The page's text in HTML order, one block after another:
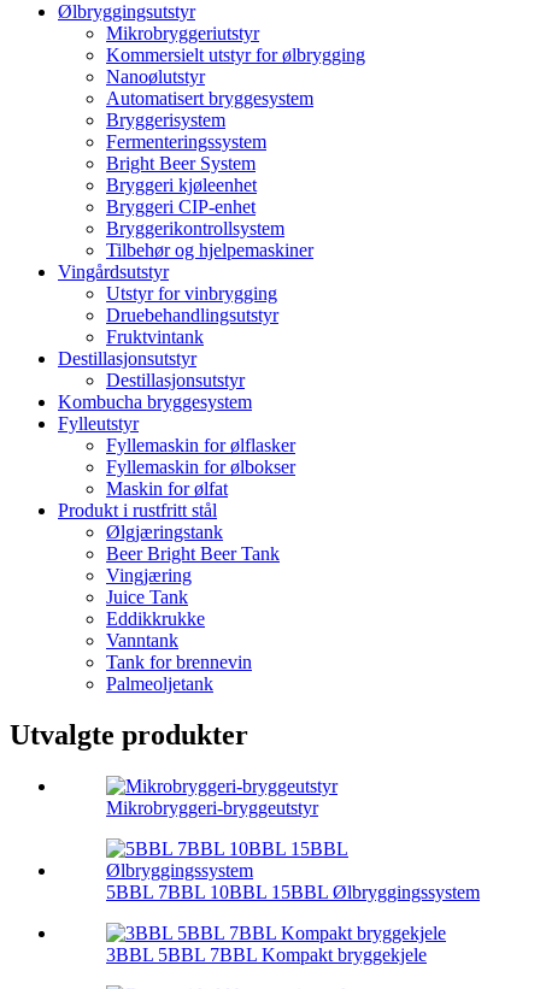
Ølbryggingsutstyr
Mikrobryggeriutstyr
Kommersielt utstyr for ølbrygging
Nanoølutstyr
Automatisert bryggesystem
Bryggerisystem
Fermenteringssystem
Bright Beer System
Bryggeri kjøleenhet
Bryggeri CIP-enhet
Bryggerikontrollsystem
Tilbehør og hjelpemaskiner
Vingårdsutstyr
Utstyr for vinbrygging
Druebehandlingsutstyr
Fruktvintank
Destillasjonsutstyr
Destillasjonsutstyr
Kombucha bryggesystem
Fylleutstyr
Fyllemaskin for ølflasker
Fyllemaskin for ølbokser
Maskin for ølfat
Produkt i rustfritt stål
Ølgjæringstank
Beer Bright Beer Tank
Vingjæring
Juice Tank
Eddikkrukke
Vanntank
Tank for brennevin
Palmeoljetank
Utvalgte produkter
Mikrobryggeri-bryggeutstyr
5BBL 7BBL 10BBL 15BBL Ølbryggingssystem
3BBL 5BBL 7BBL Kompakt bryggekjele